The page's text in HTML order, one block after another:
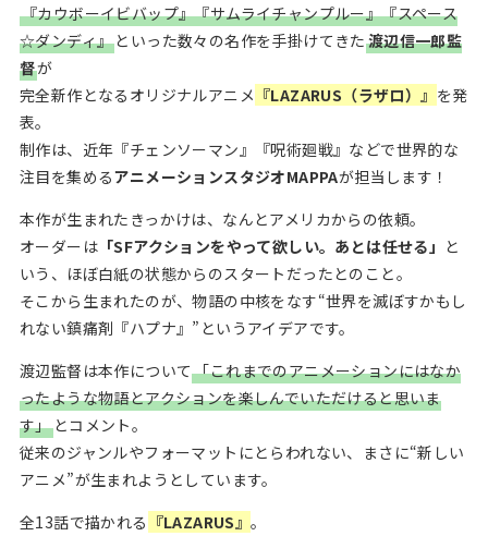
『カウボーイビバップ』『サムライチャンプルー』『スペース
☆ダンディ』といった数々の名作を手掛けてきた渡辺信一郎監
督が
完全新作となるオリジナルアニメ 『LAZARUS（ラザロ）』 を発
表。
制作は、近年『チェンソーマン』『呪術廻戦』などで世界的な
注目を集めるアニメーションスタジオMAPPAが担当します！
本作が生まれたきっかけは、なんとアメリカからの依頼。
オーダーは「SFアクションをやって欲しい。あとは任せる」 と
いう、ほぼ白紙の状態からのスタートだったとのこと。
そこから生まれたのが、物語の中核をなす“世界を滅ぼすかもし
れない鎮痛剤『ハプナ』”というアイデアです。
渡辺監督は本作について「これまでのアニメーションにはなか
ったような物語とアクションを楽しんでいただけると思いま
す」とコメント。
従来のジャンルやフォーマットにとらわれない、まさに“新しい
アニメ”が生まれようとしています。
全13話で描かれる 『LAZARUS』。